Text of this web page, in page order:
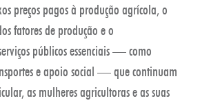
preços pagos à produção agrícola, o
fatores de produção e o
públicos essenciais — como
e apoio social — que continuam
as mulheres agricultoras e as suas